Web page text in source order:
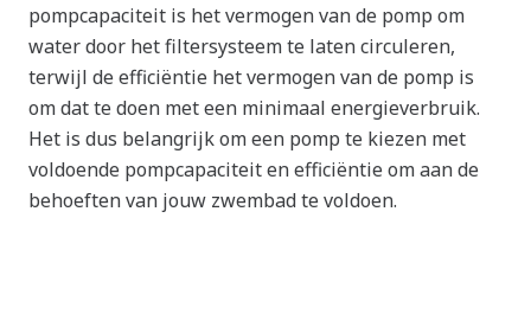
pompcapaciteit is het vermogen van de pomp om
water door het filtersysteem te laten circuleren,
terwijl de efficiëntie het vermogen van de pomp is
om dat te doen met een minimaal energieverbruik.
Het is dus belangrijk om een pomp te kiezen met
voldoende pompcapaciteit en efficiëntie om aan de
behoeften van jouw zwembad te voldoen.